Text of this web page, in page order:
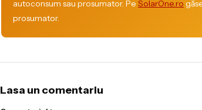
autoconsum sau prosumator. Pe SolarOne.ro
prosumator.
Lasa un comentariu